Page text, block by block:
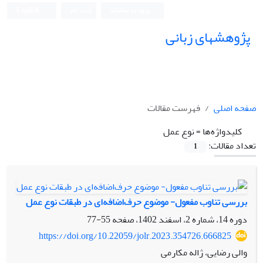
پژوهشهای زبانی
صفحه اصلی
فهرست مقالات
کلیدواژه‌ها =نوع عمل
تعداد مقالات:
1
بررسی تناوب مفعول- موضوع حرف‌اضافه‌ای در طبقات نوع عمل
دوره 14، شماره 2، اسفند 1402، صفحه
55-77
https://doi.org/10.22059/jolr.2023.354726.666825
والی رضایی، ژاله مکارمی